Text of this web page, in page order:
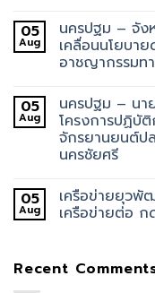
05
Aug
นครปฐม – จัง
เคลื่อนนโยบา
อาชญากรรมท
05
Aug
นครปฐม – นา
โครงการปฏิบั
จักรยานยนต์ป
นครชัยศรี
05
Aug
เครือข่ายยุวพั
เครือข่ายต่อ ก
Recent